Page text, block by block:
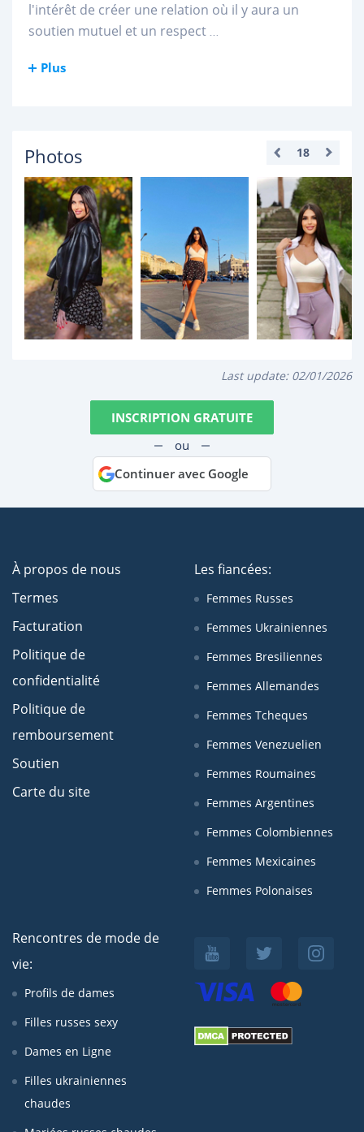
l'intérêt de créer une relation où il y aura un
soutien mutuel et un respect...
Plus
Photos 18
Last update: 02/01/2026
INSCRIPTION GRATUITE
ou
Continuer avec Google
À propos de nous
Termes
Facturation
Politique de
confidentialité
Politique de
remboursement
Soutien
Carte du site
Les fiancées:
Femmes Russes
Femmes Ukrainiennes
Femmes Bresiliennes
Femmes Allemandes
Femmes Tcheques
Femmes Venezuelien
Femmes Roumaines
Femmes Argentines
Femmes Colombiennes
Femmes Mexicaines
Femmes Polonaises
Rencontres de mode de
vie:
Profils de dames
Filles russes sexy
Dames en Ligne
Filles ukrainiennes
chaudes